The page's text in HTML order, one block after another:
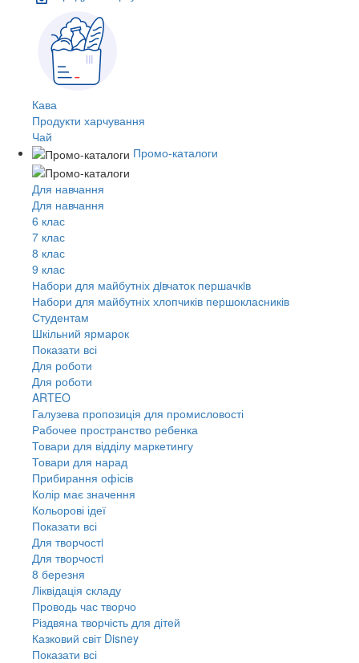
Кава
Продукти харчування
Чай
Промо-каталоги
Для навчання
Для навчання
6 клас
7 клас
8 клас
9 клас
Набори для майбутніх дiвчаток першачкiв
Набори для майбутніх хлопчиків першокласників
Студентам
Шкільний ярмарок
Показати всі
Для роботи
Для роботи
ARTEO
Галузева пропозиція для промисловості
Рабочее пространство ребенка
Товари для відділу маркетингу
Товари для нарад
Прибирання офісів
Колір має значення
Кольорові ідеї
Показати всі
Для творчостi
Для творчостi
8 березня
Ліквідація складу
Проводь час творчо
Різдвяна творчість для дітей
Казковий світ Disney
Показати всі